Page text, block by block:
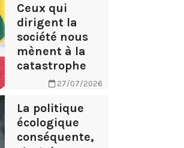
Ceux qui
dirigent la
société nous
mènent à la
catastrophe
27/07/2026
La politique
écologique
conséquente,